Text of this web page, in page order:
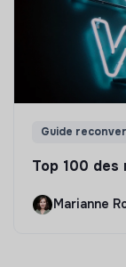
Guide
Top 100
Marianne